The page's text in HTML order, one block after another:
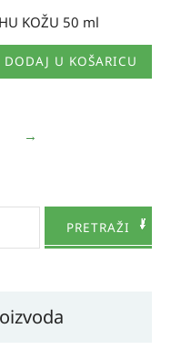
KOŽU 50 ml
DODAJ U KOŠARICU
→
PRETRAŽI